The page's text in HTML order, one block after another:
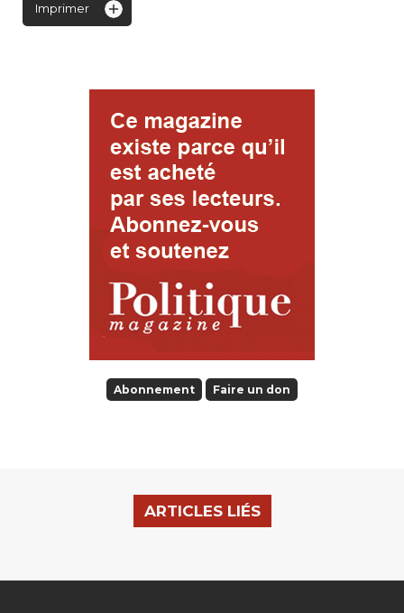
Imprimer
Abonnement Faire un don
ARTICLES LIÉS